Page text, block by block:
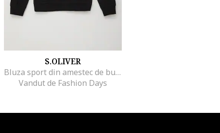
S.OLIVER
Bluza sport din amestec de bumbac cu guler polo
Vandut de Fashion Days